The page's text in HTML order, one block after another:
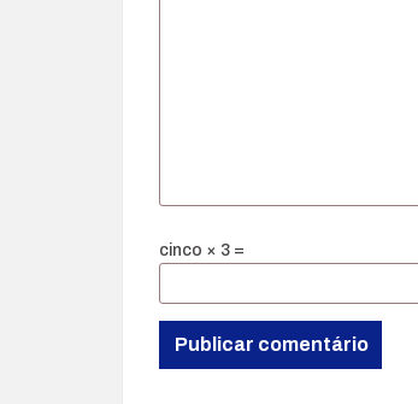
cinco × 3 =